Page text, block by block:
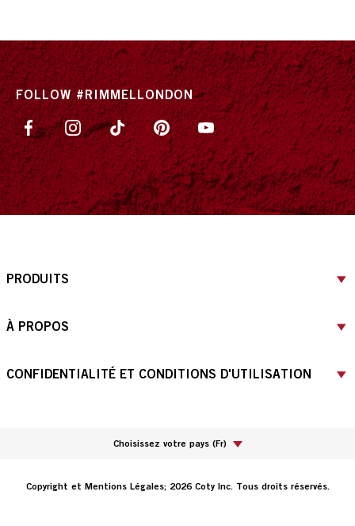
FOLLOW #RIMMELLONDON
PRODUITS
À PROPOS
CONFIDENTIALITÉ ET CONDITIONS D'UTILISATION
Choisissez votre pays(Fr)
Copyright et Mentions Légales; 2026 Coty Inc. Tous droits réservés.